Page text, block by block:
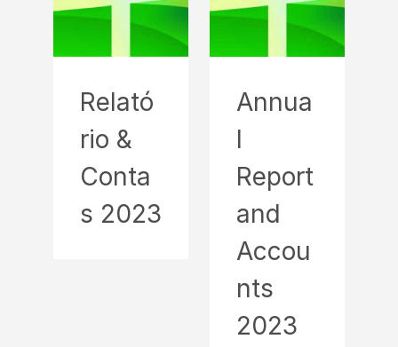
Relató
rio &
Conta
s 2023
Annua
l
Report
and
Accou
nts
2023